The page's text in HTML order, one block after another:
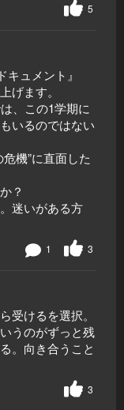
5
ュメント』
げます。
、この1学期に
いるのではない
機”に直面した
？
迷いがある方
3
1
受けるを選択。
うのがずっと残
。向き合うこと
3